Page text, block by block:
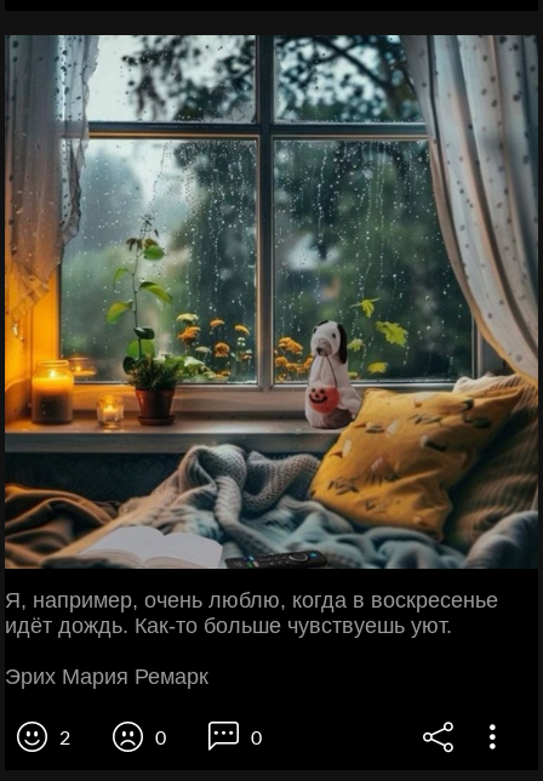
Я, например, очень люблю, когда в воскресенье
идёт дождь. Как-то больше чувствуешь уют.
Эрих Мария Ремарк
2 0 0